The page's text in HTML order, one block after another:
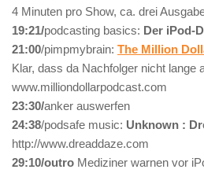
4 Minuten pro Show, ca. drei
19:21/podcasting basics: Der iPod-
21:00/pimpmybrain: The Million
Klar, dass da Nachfolger nicht lange
www.milliondollarpodcast.com
23:30/anker auswerfen
24:38/podsafe music: Unknown :
http://www.dreaddaze.com
29:10/outro Mediziner warnen vor